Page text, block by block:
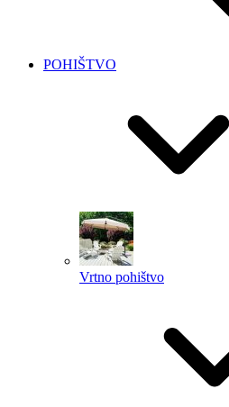
POHIŠTVO
Vrtno pohištvo